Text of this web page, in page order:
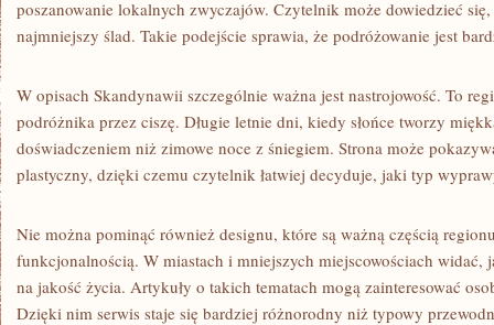
poszanowanie lokalnych zwyczajów. Czytelnik może dowiedzieć
najmniejszy ślad. Takie podejście sprawia, że podróżowanie jest
W opisach Skandynawii szczególnie ważna jest nastrojowość. To
podróżnika przez ciszę. Długie letnie dni, kiedy słońce tworzy
doświadczeniem niż zimowe noce z śniegiem. Strona może
plastyczny, dzięki czemu czytelnik łatwiej decyduje, jaki typ
Nie można pominąć również designu, które są ważną częścią
funkcjonalnością. W miastach i mniejszych miejscowościach widać,
na jakość życia. Artykuły o takich tematach mogą zainteresować
Dzięki nim serwis staje się bardziej różnorodny niż typowy